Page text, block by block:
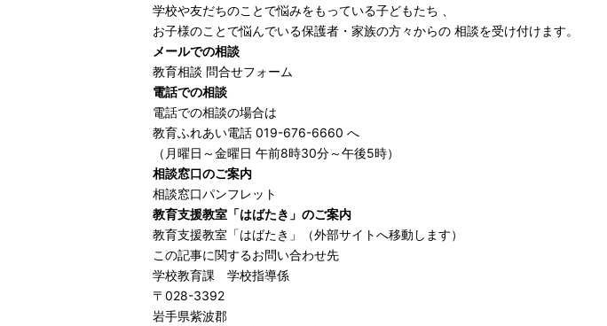
学校や友だちのことで悩みをもっている子どもたち 、
お子様のことで悩んでいる保護者・家族の方々からの 相談を受け付けます。
メールでの相談
教育相談 問合せフォーム
電話での相談
電話での相談の場合は
教育ふれあい電話 019-676-6660 へ
（月曜日～金曜日 午前8時30分～午後5時）
相談窓口のご案内
相談窓口パンフレット
教育支援教室「はばたき」のご案内
教育支援教室「はばたき」（外部サイトへ移動します）
この記事に関するお問い合わせ先
学校教育課 学校指導係
〒028-3392
岩手県紫波郡